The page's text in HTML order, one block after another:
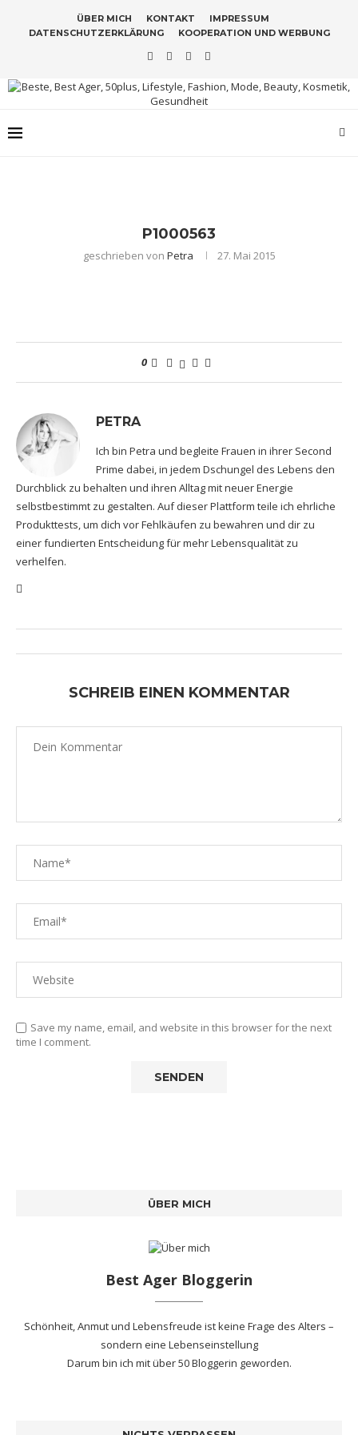
ÜBER MICH KONTAKT
IMPRESSUM
DATENSCHUTZERKLÄRUNG
KOOPERATION UND WERBUNG
P1000563
geschrieben von Petra 27. Mai 2015
0
PETRA
Ich bin Petra und begleite Frauen in ihrer Second
Prime dabei, in jedem Dschungel des Lebens den
Durchblick zu behalten und ihren Alltag mit neuer Energie
selbstbestimmt zu gestalten. Auf dieser Plattform teile ich ehrliche
Produkttests, um dich vor Fehlkäufen zu bewahren und dir zu
einer fundierten Entscheidung für mehr Lebensqualität zu
verhelfen.
SCHREIB EINEN KOMMENTAR
Save my name, email, and website in this browser for the next
time I comment.
ÜBER MICH
Best Ager Bloggerin
Schönheit, Anmut und Lebensfreude ist keine Frage des Alters –
sondern eine Lebenseinstellung
Darum bin ich mitüber 50 Bloggerin geworden.